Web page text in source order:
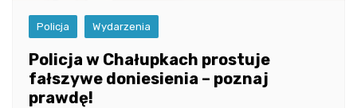
Policja Wydarzenia
Policja w Chałupkach prostuje
fałszywe doniesienia – poznaj
prawdę!